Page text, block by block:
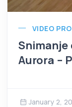
VIDEO
Snimanje
Aurora –
January 2,